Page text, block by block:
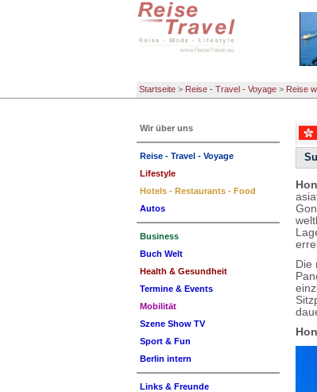
Startseite > Reise - Travel - Voyage > Reise
Die
Wir über uns
Reise - Travel - Voyage
Lifestyle
Hotels - Restaurants - Food
Autos
Business
Buch Welt
Health & Gesundheit
Termine & Events
Mobilität
Szene Show TV
Sport & Fun
Berlin intern
Links & Freunde